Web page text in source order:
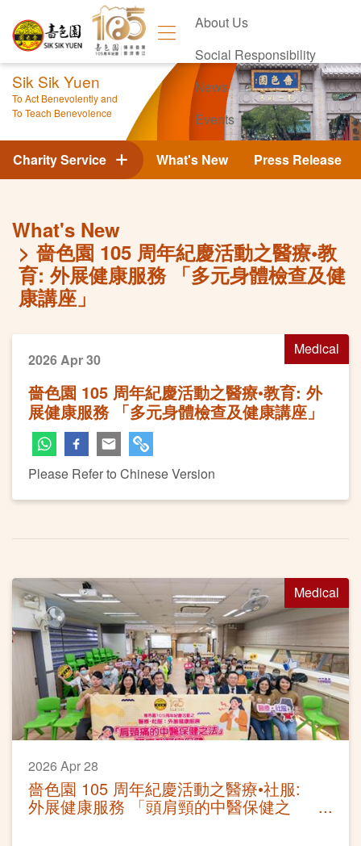
About Us
Social Responsibility
News
Events
Contact Us
Sik Sik Yuen
To Act Benevolently and
To Teach Benevolence
What's New Press Release
Charity Service
What's New
嗇色園 105 周年紀慶活動之醫療•教
育: 外展健康服務 「多元身體檢查及健
康講座」
Medical
2026 Apr 30
嗇色園 105 周年紀慶活動之醫療•教育: 外
展健康服務 「多元身體檢查及健康講座」
Please Refer to Chinese Version
Medical
2026 Apr 28
嗇色園 105 周年紀慶活動之醫療•社服:
外展健康服務 「頭肩頸的中醫保健之
法」講座及耳穴保健